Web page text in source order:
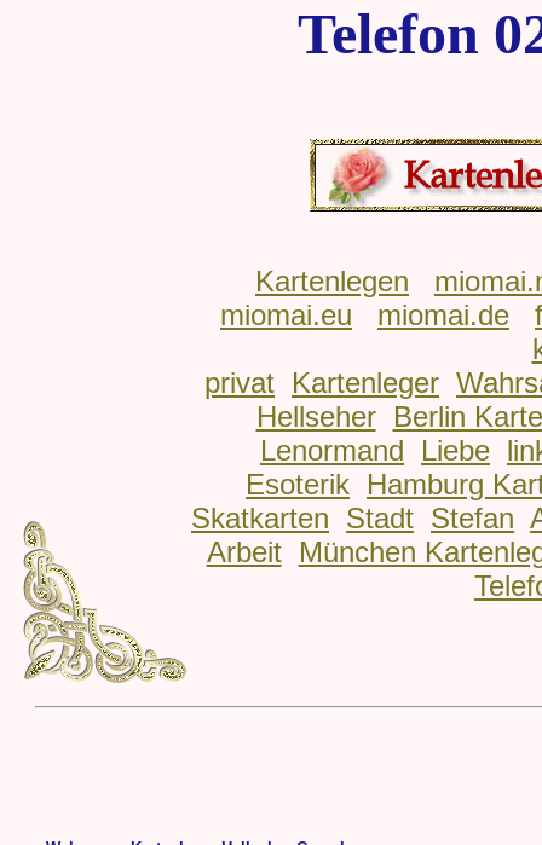
Telefon
Kartenlegen
miomai.eu
miomai.de
privat Kartenleger
Hellseher
Berlin
Lenormand
Liebe
Esoterik Hamburg
Skatkarten Stadt Stefan
Arbeit
München